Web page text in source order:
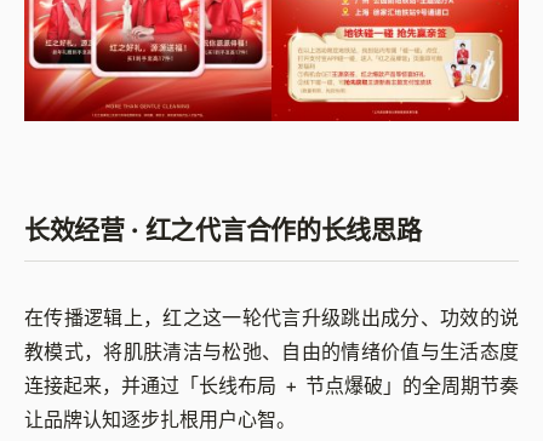
长效经营 · 红之代言合作的长线思路
在传播逻辑上，红之这一轮代言升级跳出成分、功效的说
教模式，将肌肤清洁与松弛、自由的情绪价值与生活态度
连接起来，并通过「长线布局 + 节点爆破」的全周期节奏
让品牌认知逐步扎根用户心智。